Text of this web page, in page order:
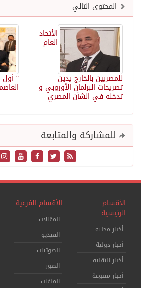
المحتوى التالي
"
الأتحاد
العام
للمصريين بالخارج يدين
تصريحات البرلمان الأوروبي و
تدخله في الشأن المصري
للمشاركة والمتابعة
الأقسام
الرئيسية
أخبار محلية
أخبار دولية
أخبار التقنية
أخبار متنوعة
الأقسام الفرعية
المقالات
الفيديو
الصوتيات
الصور
الملفات